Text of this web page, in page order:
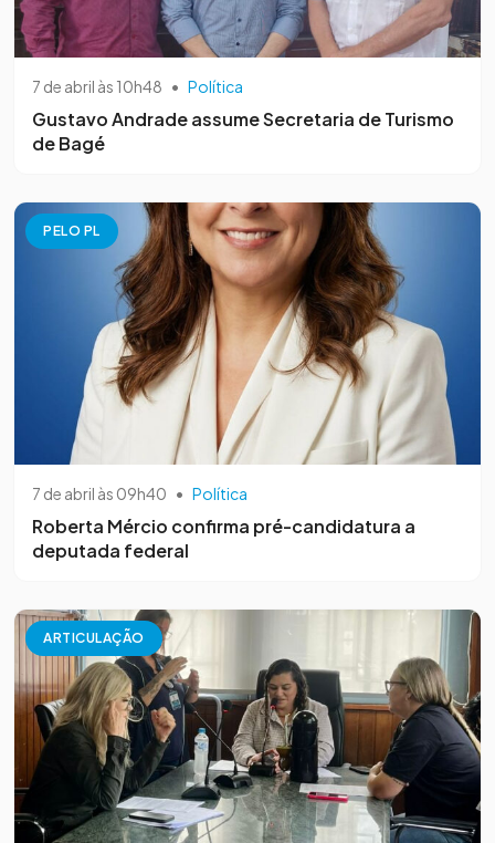
7 de abril às 10h48 • Política
Gustavo Andrade assume Secretaria de Turismo
de Bagé
PELO PL
7 de abril às 09h40 • Política
Roberta Mércio confirma pré-candidatura a
deputada federal
ARTICULAÇÃO